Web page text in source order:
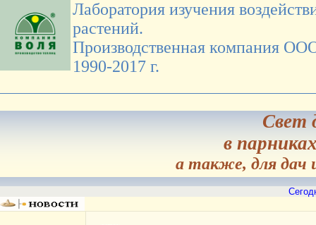
Лаборатория изучения
растений.
Производственная компания
1990-2017 г.
Свет
в
а также, для дач